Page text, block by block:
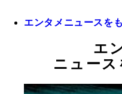
エンタメニュースを
エ
ニュース